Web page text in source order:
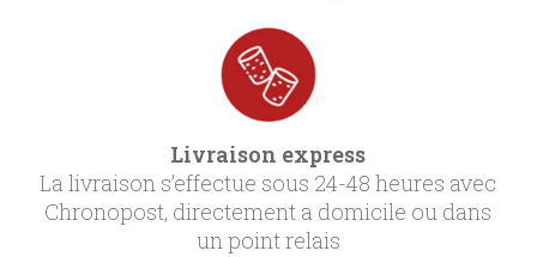
Livraison express
La livraison s’effectue sous 24-48 heures avec
Chronopost, directement a domicile ou dans
un point relais